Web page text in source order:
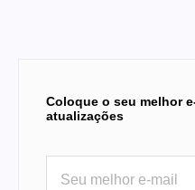
Coloque o seu melhor
atualizações